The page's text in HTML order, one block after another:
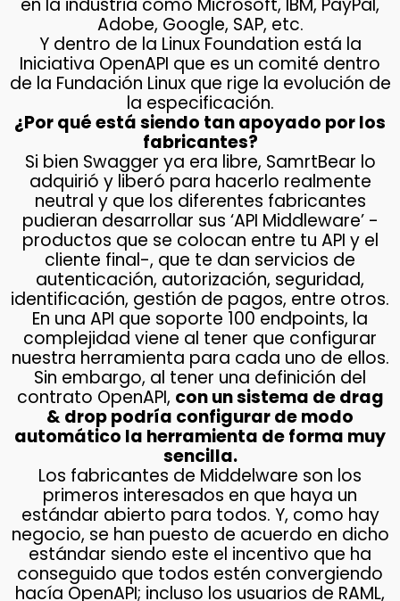
Adobe, Google, SAP, etc.
Y dentro de la Linux Foundation está la
Iniciativa OpenAPI que es un comité dentro
de la Fundación Linux que rige la evolución de
la especificación.
¿Por qué está siendo tan apoyado por los
fabricantes?
Si bien Swagger ya era libre, SamrtBear lo
adquirió y liberó para hacerlo realmente
neutral y que los diferentes fabricantes
pudieran desarrollar sus ‘API Middleware’ -
productos que se colocan entre tu API y el
cliente final-, que te dan servicios de
autenticación, autorización, seguridad,
identificación, gestión de pagos, entre otros.
En una API que soporte 100 endpoints, la
complejidad viene al tener que configurar
nuestra herramienta para cada uno de ellos.
Sin embargo, al tener una definición del
contrato OpenAPI, con un sistema de drag
& drop podría configurar de modo
automático la herramienta de forma muy
sencilla.
Los fabricantes de Middelware son los
primeros interesados en que haya un
estándar abierto para todos. Y, como hay
negocio, se han puesto de acuerdo en dicho
estándar siendo este el incentivo que ha
conseguido que todos estén convergiendo
hacía OpenAPI; incluso los usuarios de RAML,